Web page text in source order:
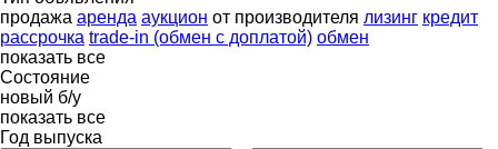
продажа аренда аукцион от производителя лизинг кредит
рассрочка trade-in (обмен с доплатой) обмен
показать все
Состояние
новый б/у
показать все
Год выпуска